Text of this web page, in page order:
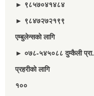
► ९८५७०४१४८४
► ९८४७२७२१९९
एम्बुलेन्सकाे लागि
► ०७८-५४५०८८ दुम्कैली प्रा.
प्रहरीकाे लागि
१००